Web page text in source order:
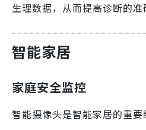
生理数据，从而提高诊断的准
智能家居
家庭安全监控
智能摄像头是智能家居的重